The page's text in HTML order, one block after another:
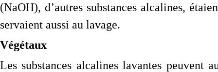
(NaOH), d’autres substances alcalines,
servaient aussi au lavage.
Végétaux
Les substances alcalines lavantes peuvent